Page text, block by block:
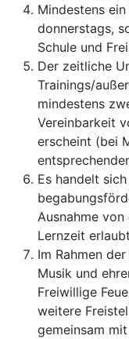
Mindestens
donnerstags,
Schule und
Der zeitliche
Trainings/
mindestens
Vereinbarkeit
erscheint (bei
Es handelt
Ausnahme
Lernzeit
Im Rahmen
Musik und
Freiwillige
weitere
gemeinsam